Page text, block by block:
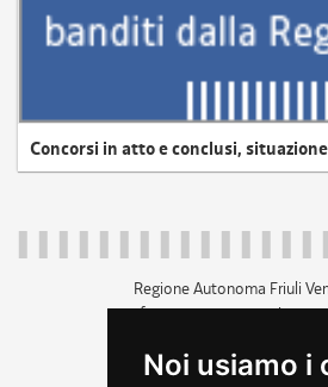
Noi usiamo i
Concorsi in atto e conclusi,
Regione Autonoma Friuli
c.f. 80014930327; p.iva
+39 040